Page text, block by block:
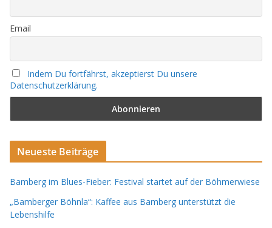
Email
Indem Du fortfährst, akzeptierst Du unsere
Datenschutzerklärung.
Neueste Beiträge
Bamberg im Blues-Fieber: Festival startet auf der Böhmerwiese
„Bamberger Böhnla“: Kaffee aus Bamberg unterstützt die
Lebenshilfe